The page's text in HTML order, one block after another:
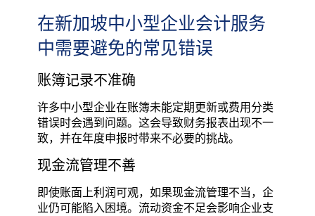
在新加坡中小型企业会计服务
中需要避免的常见错误
账簿记录不准确
许多中小型企业在账簿未能定期更新或费用分类
错误时会遇到问题。这会导致财务报表出现不一
致，并在年度申报时带来不必要的挑战。
现金流管理不善
即使账面上利润可观，如果现金流管理不当，企
业仍可能陷入困境。流动资金不足会影响企业支